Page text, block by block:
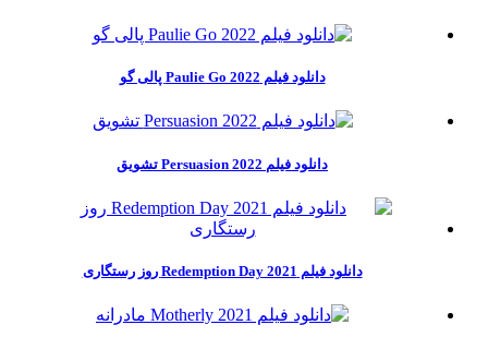
دانلود فیلم Paulie Go 2022 پالی گو
دانلود فیلم Persuasion 2022 تشویق
دانلود فیلم Redemption Day 2021 روز رستگاری